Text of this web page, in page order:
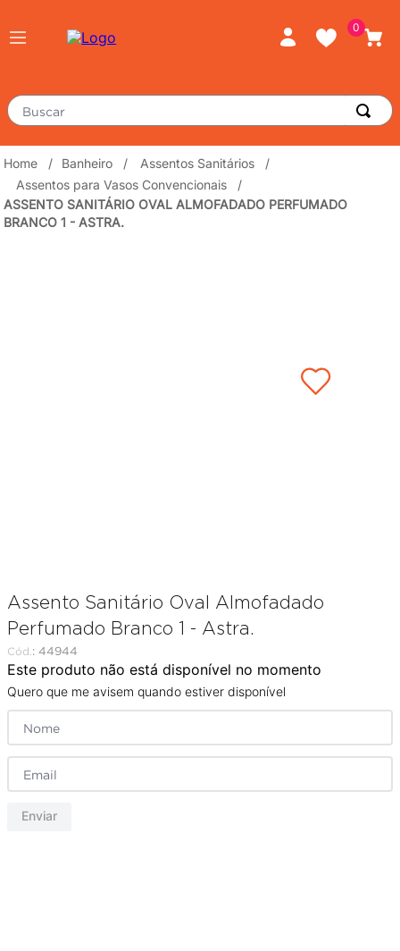
0
Buscar
Banheiro
Assentos Sanitários
Assentos para Vasos Convencionais
ASSENTO SANITÁRIO OVAL ALMOFADADO PERFUMADO
BRANCO 1 - ASTRA.
Assento Sanitário Oval Almofadado
Perfumado Branco 1 - Astra.
: 44944
Este produto não está disponível no momento
Quero que me avisem quando estiver disponível
Enviar
TERMOS MAIS BUSCADOS
1º piso
2º porcelanato